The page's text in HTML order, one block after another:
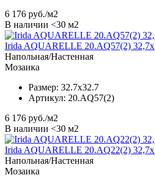
6 176 руб./м2
В наличии <30 м2
Irida AQUARELLE 20.AQ57(2)
Напольная/Настенная
Мозаика
Размер: 32.7x32.7
Артикул: 20.AQ57(2)
6 176 руб./м2
В наличии <30 м2
Irida AQUARELLE 20.AQ22(2)
Напольная/Настенная
Мозаика